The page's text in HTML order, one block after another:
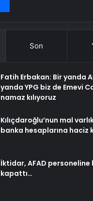
Son
Fatih Erbakan: Bir yanda
yanda YPG biz de Emevi
namaz kılıyoruz
Kılıçdaroğlu’nun mal
banka hesaplarına haciz
İktidar, AFAD personeline
kapattı…